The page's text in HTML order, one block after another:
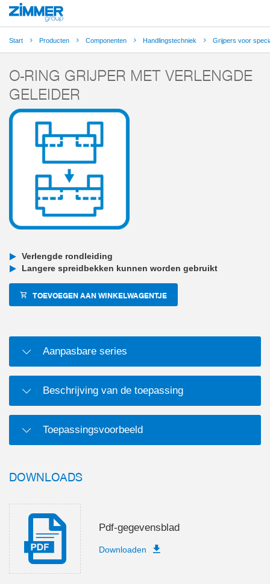
Start Producten Componenten Handlingstechniek Grijpers voor
O-RING GRIJPER MET VERLENGDE
GELEIDER
Verlengde rondleiding
Langere spreidbekken kunnen worden gebruikt
TOEVOEGEN AAN WINKELWAGENTJE
Aanpasbare series
Beschrijving van de toepassing
Toepassingsvoorbeeld
DOWNLOADS
Pdf-gegevensblad
Downloaden